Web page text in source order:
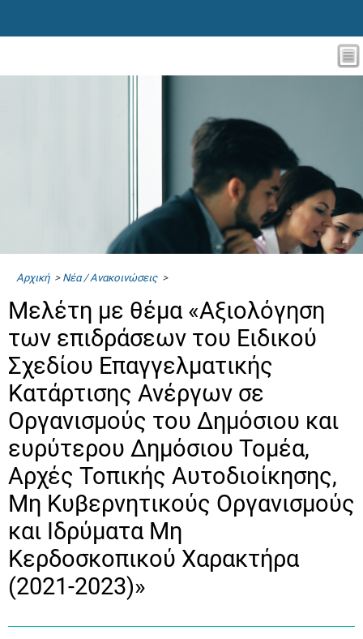
Αρχική> Νέα / Ανακοινώσεις>
Μελέτη με θέμα «Αξιολόγηση
των επιδράσεων του Ειδικού
Σχεδίου Επαγγελματικής
Κατάρτισης Ανέργων σε
Οργανισμούς του Δημόσιου και
ευρύτερου Δημόσιου Τομέα,
Αρχές Τοπικής Αυτοδιοίκησης,
Μη Κυβερνητικούς Οργανισμούς
και Ιδρύματα Μη
Κερδοσκοπικού Χαρακτήρα
(2021-2023)»